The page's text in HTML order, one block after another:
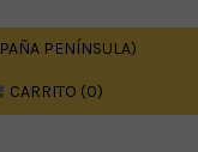
PENÍNSULA)
CARRITO 0